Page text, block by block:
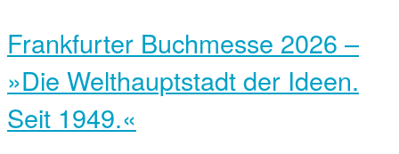
Frankfurter Buchmesse 2026 –
»Die Welthauptstadt der Ideen.
Seit 1949.«